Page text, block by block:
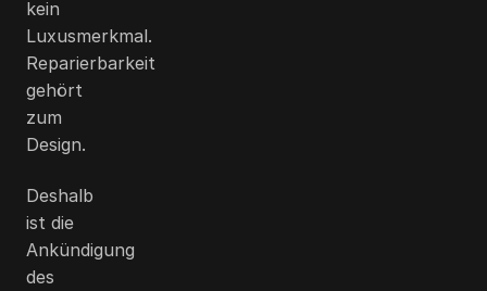
kein
Luxusmerkmal.
Reparierbarkeit
gehört
zum
Design.
Deshalb
ist die
Ankündigung
des